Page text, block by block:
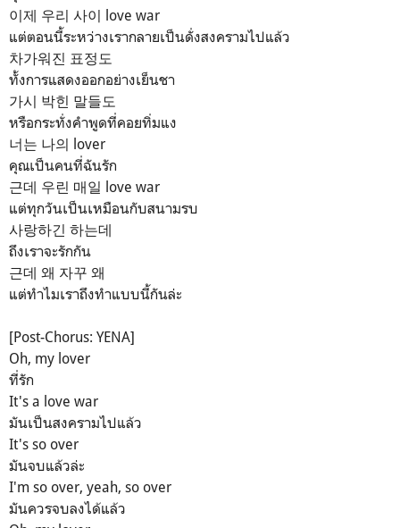
이제 우리 사이 love war
แต่ตอนนี้ระหว่างเรากลายเป็นดั่งสงครามไปแล้ว
차가워진 표정도
ทั้งการแสดงออกอย่างเย็นชา
가시 박힌 말들도
หรือกระทั่งคำพูดที่คอยทิ่มแง
너는 나의 lover
คุณเป็นคนที่ฉันรัก
근데 우린 매일 love war
แต่ทุกวันเป็นเหมือนกับสนามรบ
사랑하긴 하는데
ถึงเราจะรักกัน
근데 왜 자꾸 왜
แต่ทำไมเราถึงทำแบบนี้กันล่ะ
[Post-Chorus: YENA]
Oh, my lover
ที่รัก
It's a love war
มันเป็นสงครามไปแล้ว
It's so over
มันจบแล้วล่ะ
I'm so over, yeah, so over
มันควรจบลงได้แล้ว